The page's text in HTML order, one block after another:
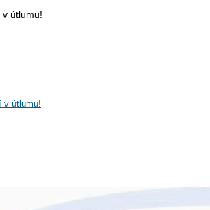
útlumu!
v útlumu!